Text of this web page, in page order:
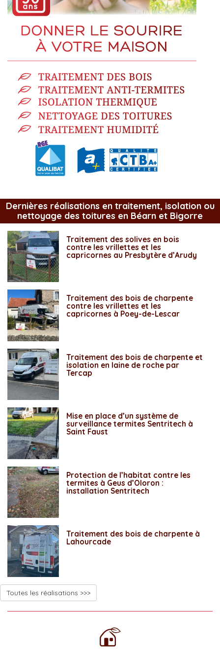
Dernières réalisations en traitement, isolation ou
nettoyage des toitures en Béarn et Bigorre
Traitement des solives en bois
contre les vrillettes et les
capricornes au Presbytère d’Arudy
Traitement des bois de charpente
contre les vrillettes et les
capricornes à Poey-de-Lescar
Traitement des bois de charpente et
isolation en laine de roche par
Tercap
Mise en place d’un système de
surveillance termites Sentritech à
Saint Faust
Protection de l’habitat contre les
termites à Geus d’Oloron :
installation Sentritech
Traitement des bois de charpente à
Lahourcade
Toutes les réalisations >>>